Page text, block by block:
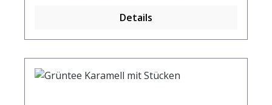
aufgiessen. Ziehzeit: ca. 3 min.
Durchschnittliche Brennwerte je 100
mit 100 ml 90° heißem Wasser und
einer Ziehzeit von 2 Minuten Brennwert 6
Details